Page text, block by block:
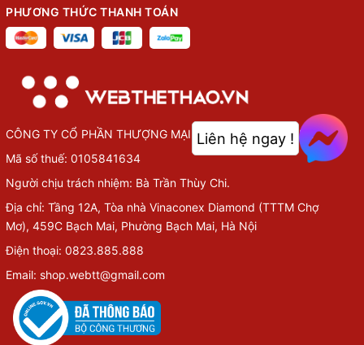
PHƯƠNG THỨC THANH TOÁN
CÔNG TY CỔ PHẦN THƯỢNG MẠI VÀ NỘI DUNG SỐ VIỆT
Mã số thuế: 0105841634
Người chịu trách nhiệm: Bà Trần Thùy Chi.
Địa chỉ: Tầng 12A, Tòa nhà Vinaconex Diamond (TTTM Chợ
Mơ), 459C Bạch Mai, Phường Bạch Mai, Hà Nội
Điện thoại: 0823.885.888
Email: shop.webtt@gmail.com
Liên hệ ngay !